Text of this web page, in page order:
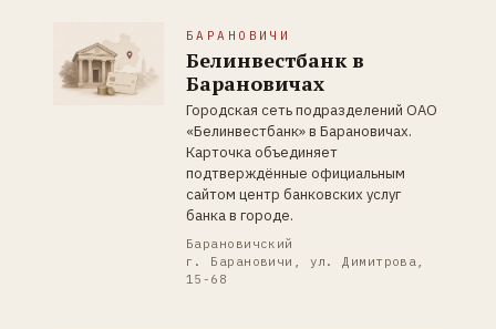
БАРАНОВИЧИ
Белинвестбанк в
Барановичах
Городская сеть подразделений ОАО
«Белинвестбанк» в Барановичах.
Карточка объединяет
подтверждённые официальным
сайтом центр банковских услуг
банка в городе.
Барановичский
г. Барановичи, ул. Димитрова,
15-68